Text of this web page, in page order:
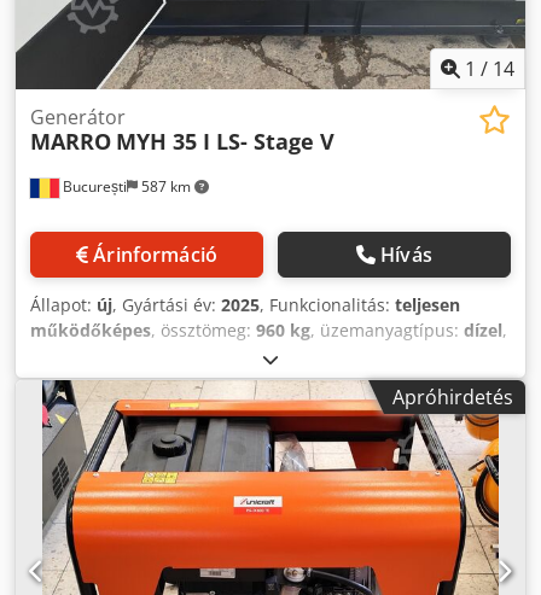
1 / 14
București 587 km
Generátor
MARRO MYH 35 I LS- Stage V
Árinformáció Hívás
Állapot: új, Gyártási év: 2025, Funkcionalitás: teljesen
működőképes, össztömeg: 960 kg, üzemanyagtípus: dízel,
fehér
kimeneti feszültség:400 V, kimeneti frekvencia:50 Hz,
kimeneti áram típusa:Légkondicionáló, névleges
teljesítmény:28 kW (38,07 LE), névleges (látszólagos)
teljesítmény: 35 kVA , folyamatos teljesítmény:25,6 kW
(34,81 LE), folyamatos (látszólagos) teljesítmény:32 kVA,
teljes hossz:2 250 mm , teljes szélesség:960 mm, teljes
magasság:1 250 mm, fordulatszám (max.):1 500 ford/min
motor gyártó:
, hűtés típusa:víz,
Stage V kibocsátási szintű áramfejlesztő Dwedpfewzil Sex
Apróhirdetés